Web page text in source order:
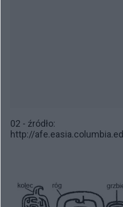
02 - źródło:
http://